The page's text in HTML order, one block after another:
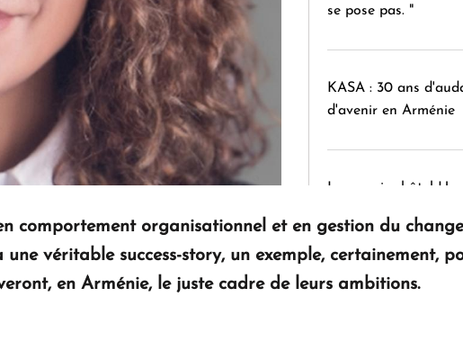
se pose pas. "
KASA : 30 ans
d'avenir en Arménie
Le premier hôtel
comportement organisationnel et en gestion du
véritable success-story, un exemple, certainement,
en Arménie, le juste cadre de leurs ambitions.